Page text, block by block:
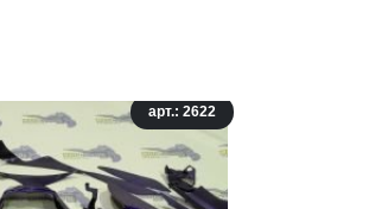
арт.: 2622